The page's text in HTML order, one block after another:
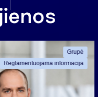
Grupė
Reglamentuojama informacija